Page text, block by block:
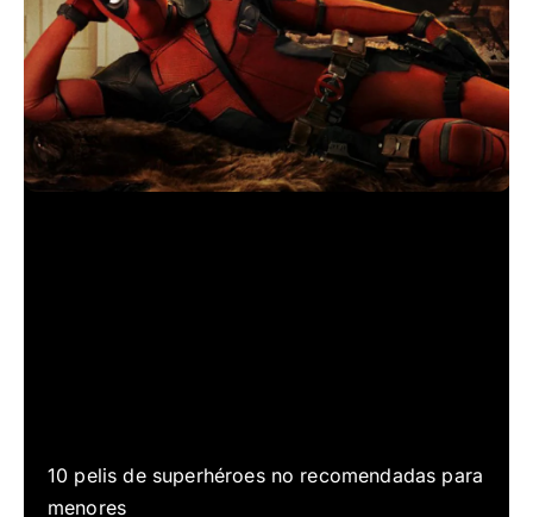
10 pelis de superhéroes no recomendadas para
menores